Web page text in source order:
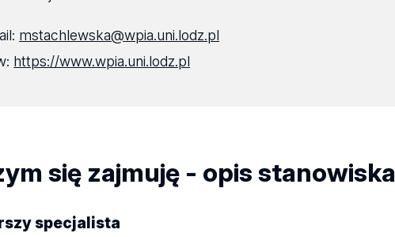
mstachlewska@wpia.uni.lodz.pl
https://www.wpia.uni.lodz.pl
się zajmuję - opis stanowiska
specjalista